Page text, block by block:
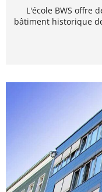
L'école BWS offre
bâtiment historique